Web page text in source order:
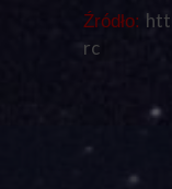
Źródło:
rc